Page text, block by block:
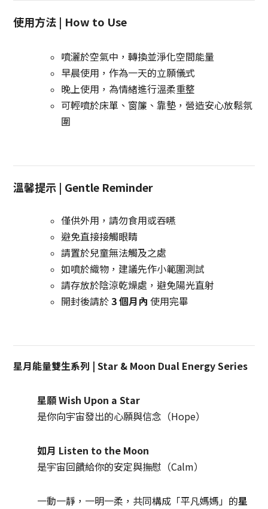
使用方法 | How to Use
噴灑於空氣中，轉換並淨化空間能量
早晨使用，作為一天的立願儀式
晚上使用，為情緒進行溫柔重整
可輕噴於床單、窗簾、靠墊，營造安心放鬆氛
圍
溫馨提示 | Gentle Reminder
僅供外用，請勿食用或吞嚥
避免直接接觸眼睛
請置於兒童無法觸及之處
如噴於織物，建議先作小範圍測試
請存放於陰涼乾燥處，避免陽光直射
開封後請於3 個月內 使用完畢
星月能量雙生系列 | Star & Moon Dual Energy Series
星願 Wish Upon a Star
是你向宇宙發出的心願與信念（Hope）
如月 Listen to the Moon
是宇宙回饋給你的安定與撫慰（Calm）
一動一靜，一明一柔， 共同構成「平凡媽媽」的星